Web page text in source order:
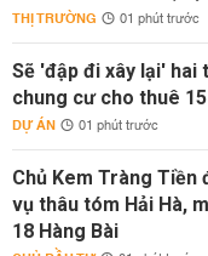
THỊ TRƯỜNG 01 phút trước
Sẽ 'đập đi xây lại' hai
chung cư cho thuê
DỰ ÁN 01 phút trước
Chủ Kem Tràng Tiền
vụ thâu tóm Hải Hà,
18 Hàng Bài